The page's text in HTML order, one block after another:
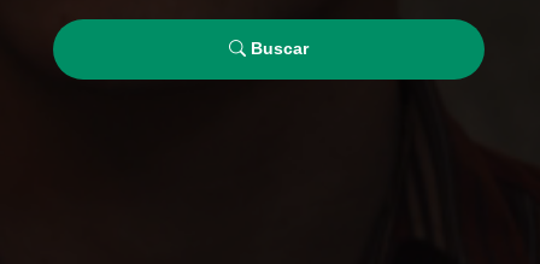
Buscar